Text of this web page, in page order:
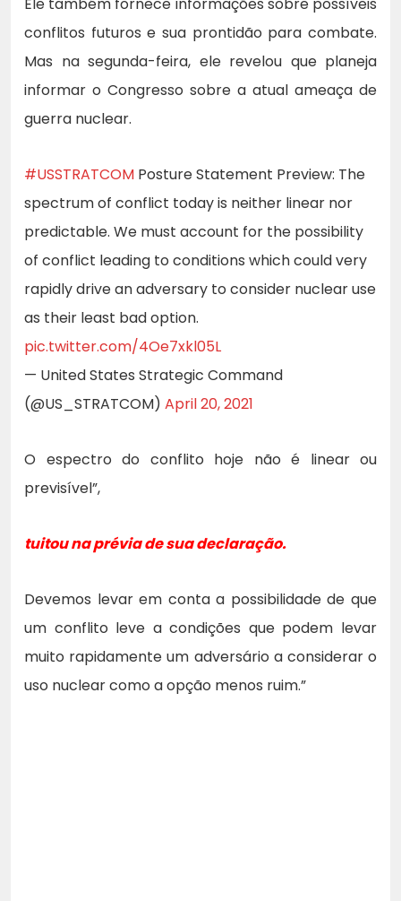
Ele também fornece informações sobre possíveis
conflitos futuros e sua prontidão para combate.
Mas na segunda-feira, ele revelou que planeja
informar o Congresso sobre a atual ameaça de
guerra nuclear.
#USSTRATCOM Posture Statement Preview: The
spectrum of conflict today is neither linear nor
predictable. We must account for the possibility
of conflict leading to conditions which could very
rapidly drive an adversary to consider nuclear use
as their least bad option.
pic.twitter.com/4Oe7xkl05L
— United States Strategic Command
(@US_STRATCOM) April 20, 2021
O espectro do conflito hoje não é linear ou
previsível”,
tuitou na prévia de sua declaração.
Devemos levar em conta a possibilidade de que
um conflito leve a condições que podem levar
muito rapidamente um adversário a considerar o
uso nuclear como a opção menos ruim.”